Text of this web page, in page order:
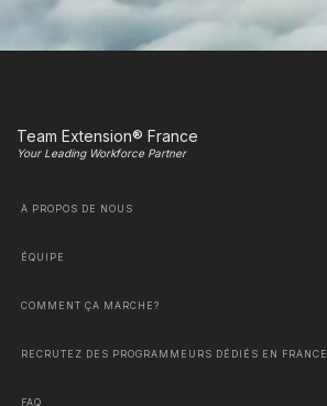
Team Extension® France
Your Leading Workforce Partner
À PROPOS DE NOUS
ÉQUIPE
COMMENT ÇA MARCHE?
RECRUTEZ DES PROGRAMMEURS DÉDIÉS EN FRANCE
FAQ